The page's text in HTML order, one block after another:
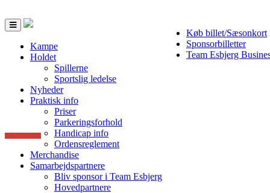
Køb billet/Sæsonkort
Sponsorbilletter
Team Esbjerg
Toggle
navigation
Kampe
Holdet
Spillerne
Sportslig ledelse
Nyheder
Praktisk info
Priser
Parkeringsforhold
Handicap info
Ordensreglement
Merchandise
Samarbejdspartnere
Bliv sponsor i Team Esbjerg
Hovedpartnere